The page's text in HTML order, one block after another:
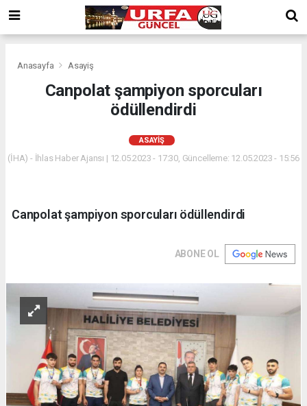
Anasayfa Asayiş
Canpolat şampiyon sporcuları
ödüllendirdi
ASAYIŞ
(İHA) - İhlas Haber Ajansı | 12.05.2023 - 17:30, Güncelleme: 12.05.2023 - 15:56
Canpolat şampiyon sporcuları ödüllendirdi
ABONE OL